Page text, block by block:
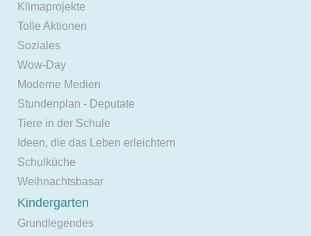
Klimaprojekte
Tolle Aktionen
Soziales
Wow-Day
Moderne Medien
Stundenplan - Deputate
Tiere in der Schule
Ideen, die das Leben erleichtern
Schulküche
Weihnachtsbasar
Kindergarten
Grundlegendes